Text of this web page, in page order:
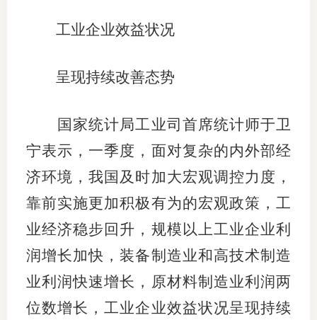
维权组
案情解
热线问
工业企业效益状况
呈现持续改善态势
国家统计局工业司首席统计师于卫
宁表示，一季度，面对复杂的内外部经
济环境，我国及时加大宏观调控力度，
靠前实施更加积极有为的宏观政策，工
业经济稳步回升，规模以上工业企业利
润增长加快，装备制造业和高技术制造
业利润快速增长，原材料制造业利润两
位数增长，工业企业效益状况呈现持续